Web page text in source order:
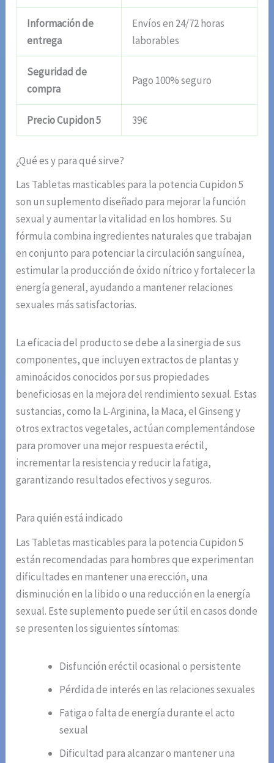
Información de
entrega
Envíos en 24/72 horas
laborables
Seguridad de
compra
Pago 100% seguro
Precio Cupidon 5 39€
¿Qué es y para qué sirve?
Las Tabletas masticables para la potencia Cupidon 5
son un suplemento diseñado para mejorar la función
sexual y aumentar la vitalidad en los hombres. Su
fórmula combina ingredientes naturales que trabajan
en conjunto para potenciar la circulación sanguínea,
estimular la producción de óxido nítrico y fortalecer la
energía general, ayudando a mantener relaciones
sexuales más satisfactorias.
La eficacia del producto se debe a la sinergia de sus
componentes, que incluyen extractos de plantas y
aminoácidos conocidos por sus propiedades
beneficiosas en la mejora del rendimiento sexual. Estas
sustancias, como la L-Arginina, la Maca, el Ginseng y
otros extractos vegetales, actúan complementándose
para promover una mejor respuesta eréctil,
incrementar la resistencia y reducir la fatiga,
garantizando resultados efectivos y seguros.
Para quién está indicado
Las Tabletas masticables para la potencia Cupidon 5
están recomendadas para hombres que experimentan
dificultades en mantener una erección, una
disminución en la libido o una reducción en la energía
sexual. Este suplemento puede ser útil en casos donde
se presenten los siguientes síntomas:
Disfunción eréctil ocasional o persistente
Pérdida de interés en las relaciones sexuales
Fatiga o falta de energía durante el acto
sexual
Dificultad para alcanzar o mantener una